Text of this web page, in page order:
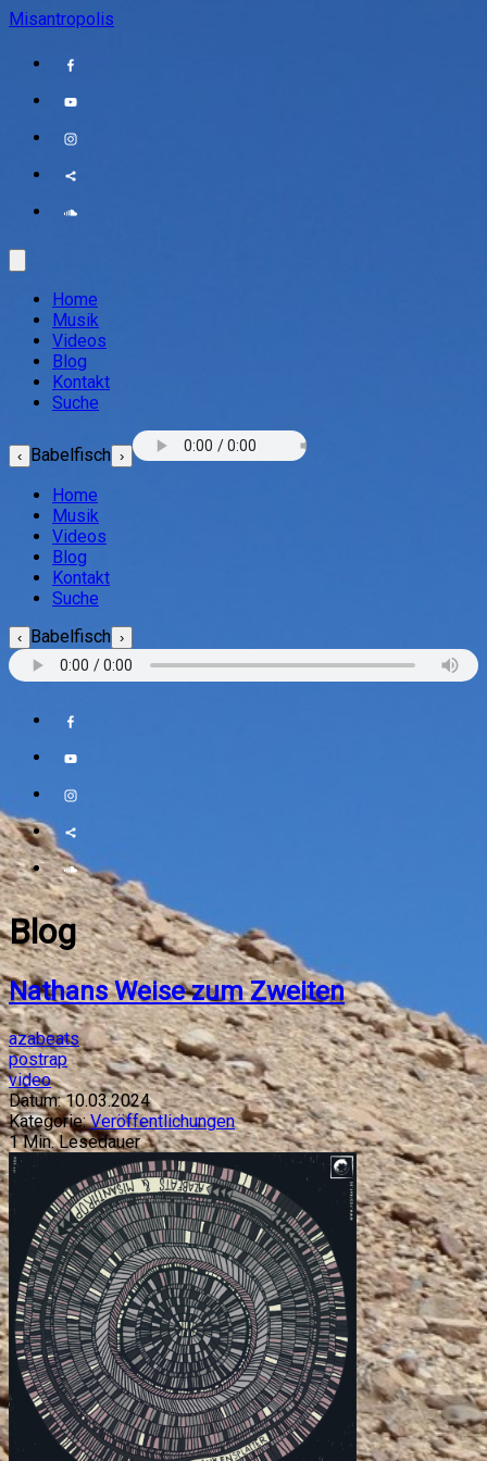
Misantropolis
Home
Musik
Videos
Blog
Kontakt
Suche
‹ Babelfisch ›
Home
Musik
Videos
Blog
Kontakt
Suche
‹ Babelfisch ›
Blog
Nathans Weise zum Zweiten
azabeats
postrap
video
Datum: 10.03.2024
Kategorie: Veröffentlichungen
1Min. Lesedauer